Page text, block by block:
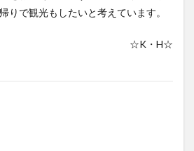
りで観光もしたいと考えています。
☆K・H☆